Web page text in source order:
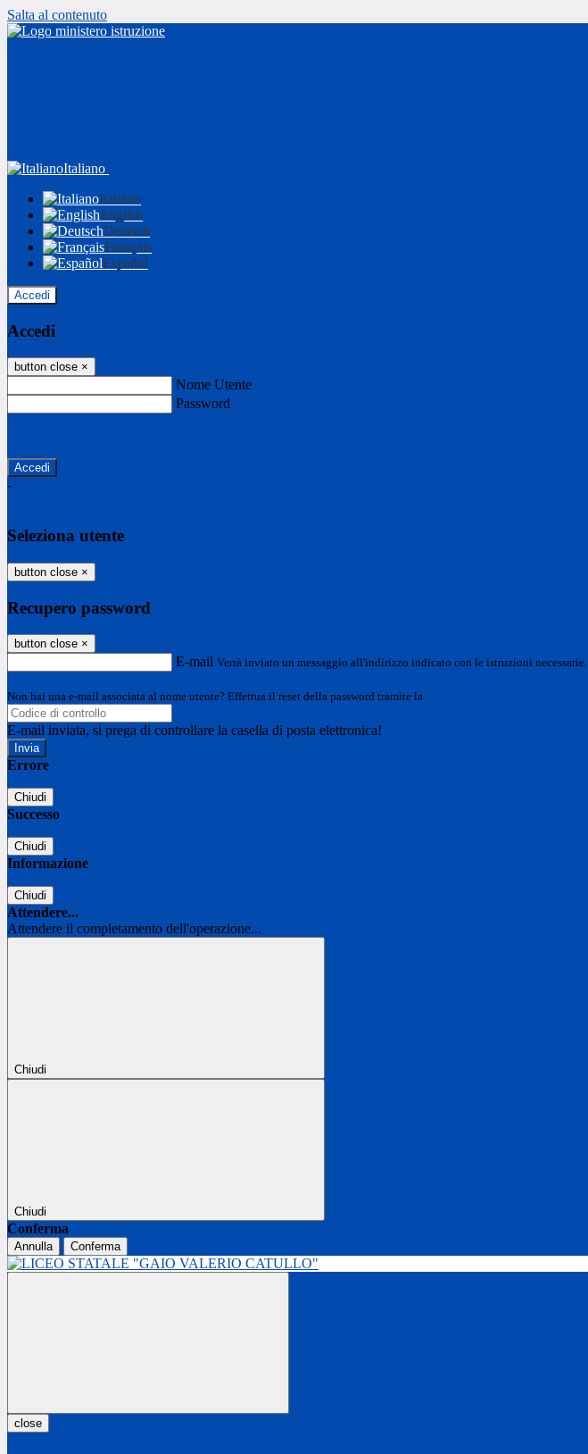
Salta al contenuto
Italiano
Italiano
English
Deutsch
Français
Español
Accedi
Accedi
button close ×
Nome Utente
Password
-
Seleziona utente
button close ×
Recupero password
button close ×
E-mail Verrà inviato un messaggio all'indirizzo indicato con le istruzioni necessarie.
Non hai una e-mail associata al nome utente? Effettua il reset della password tramite la
E-mail inviata, si prega di controllare la casella di posta elettronica!
Errore
Chiudi
Successo
Chiudi
Informazione
Chiudi
Attendere...
Attendere il completamento dell'operazione...
Chiudi
Chiudi
Conferma
Annulla Conferma
close